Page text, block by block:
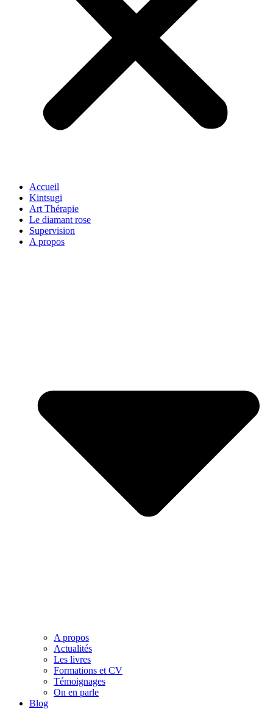
Accueil
Kintsugi
Art Thérapie
Le diamant rose
Supervision
A propos
A propos
Actualités
Les livres
Formations et CV
Témoignages
On en parle
Blog